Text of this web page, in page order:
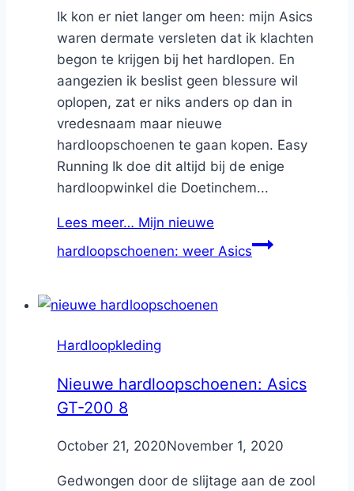
Ik kon er niet langer om heen: mijn Asics
waren dermate versleten dat ik klachten
begon te krijgen bij het hardlopen. En
aangezien ik beslist geen blessure wil
oplopen, zat er niks anders op dan in
vredesnaam maar nieuwe
hardloopschoenen te gaan kopen. Easy
Running Ik doe dit altijd bij de enige
hardloopwinkel die Doetinchem...
Lees meer… Mijn nieuwe
hardloopschoenen: weer Asics
Hardloopkleding
Nieuwe hardloopschoenen: Asics
GT-200 8
ByNicole
October 21, 2020November 1, 2020
Gedwongen door de slijtage aan de zool